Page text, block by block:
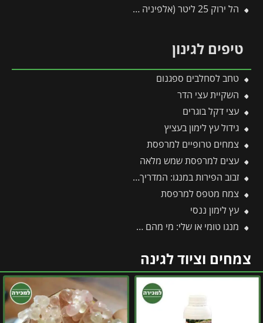
הל ירוק 25 ליטר (אלפיניה הדורה)
טיפים לגינון
טחב לסחלבים ספגנום
השקיית עצי הדר
עצי דקל בוגרים
גידול עץ לימון בעציץ
צמחים טרופיים למרפסת
עצים למרפסת שמש מלאה
זבוב הפירות במנגו: המדריך המלא להגנה על היבול מפני עקיצות וריקבון
צמח מטפס למרפסת
עץ לימון ננסי
מנגו טומי או שלי: מי מהם מנצח והאם בכלל כדאי לגדל אותם?
צמחים וציוד לגינה